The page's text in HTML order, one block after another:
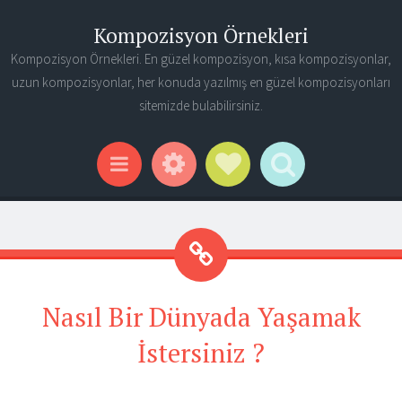
Kompozisyon Örnekleri
Kompozisyon Örnekleri. En güzel kompozisyon, kısa kompozisyonlar,
uzun kompozisyonlar, her konuda yazılmış en güzel kompozisyonları
sitemizde bulabilirsiniz.
Menu WidgetsSocial Links
Search
Nasıl Bir Dünyada Yaşamak
İstersiniz ?